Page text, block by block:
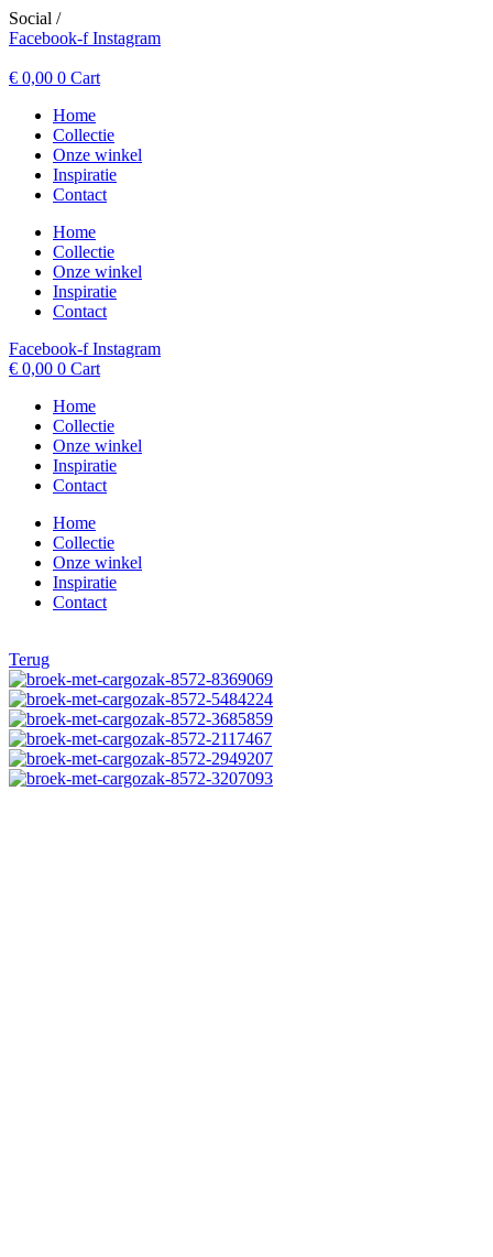
Spring
naar
inhoud
Social /
Facebook-f Instagram
€ 0,00 0 Cart
Home
Collectie
Onze winkel
Inspiratie
Contact
Home
Collectie
Onze winkel
Inspiratie
Contact
Facebook-f Instagram
€ 0,00 0 Cart
Home
Collectie
Onze winkel
Inspiratie
Contact
Home
Collectie
Onze winkel
Inspiratie
Contact
Terug